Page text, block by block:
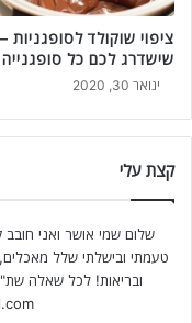
ציפוי שוקולד לסופגניות
שישדרג לכם כל סופגנייה
ינואר 30, 2020
קצת עלי
שלום שמי אושר ואני חובב
טעמתי ובישלתי שלל
ובריאות! לכל שאלה